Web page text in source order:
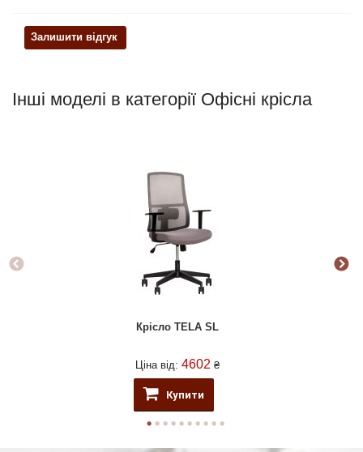
Залишити відгук
Інші моделі в категорії Офісні крісла
Крісло TELA SL
Ціна від: 4602 ₴
Купити